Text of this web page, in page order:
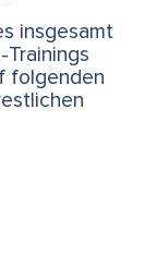
insgesamt
Trainings
folgenden
von Peter